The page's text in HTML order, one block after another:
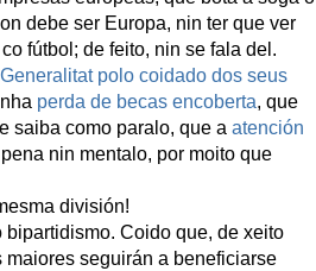
debe ser Europa, nin ter que ver
fútbol; de feito, nin se fala del.
polo coidado dos seus
perda de becas encoberta, que
saiba como paralo, que a atención
nin mentalo, por moito que
división!
bipartidismo. Coido que, de xeito
seguirán a beneficiarse